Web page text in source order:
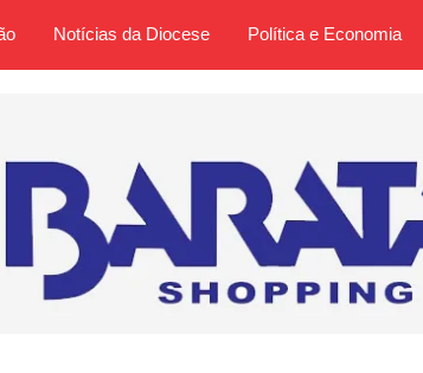
Notícias da Diocese Política e Economia